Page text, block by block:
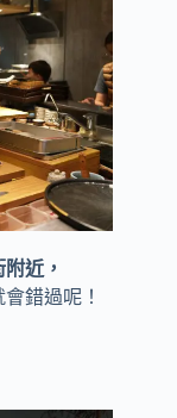
近，
錯過呢！